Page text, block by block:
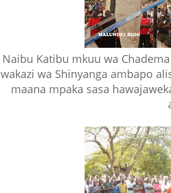
Naibu Katibu mkuu wa
wakazi wa Shinyanga ambapo
maana mpaka sasa